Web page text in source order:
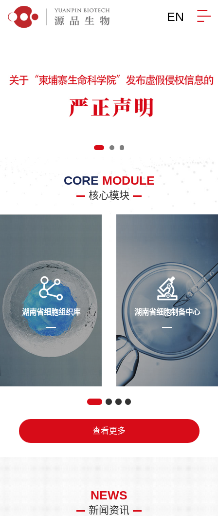
EN
CORE MODULE
核心模块
湖南省细胞组织库 湖南省细胞制备中心
查看更多
NEWS
新闻资讯